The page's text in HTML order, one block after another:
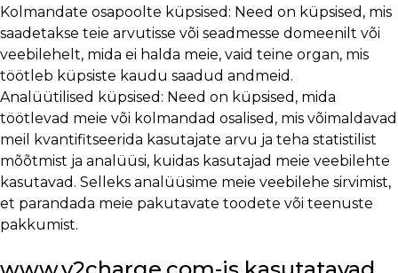
Kolmandate osapoolte küpsised: Need on küpsised, mis
saadetakse teie arvutisse või seadmesse domeenilt või
veebilehelt, mida ei halda meie, vaid teine organ, mis
töötleb küpsiste kaudu saadud andmeid.
Analüütilised küpsised: Need on küpsised, mida
töötlevad meie või kolmandad osalised, mis võimaldavad
meil kvantifitseerida kasutajate arvu ja teha statistilist
mõõtmist ja analüüsi, kuidas kasutajad meie veebilehte
kasutavad. Selleks analüüsime meie veebilehe sirvimist,
et parandada meie pakutavate toodete või teenuste
pakkumist.